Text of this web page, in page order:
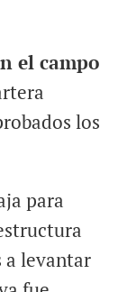
el campo
los
para
a levantar